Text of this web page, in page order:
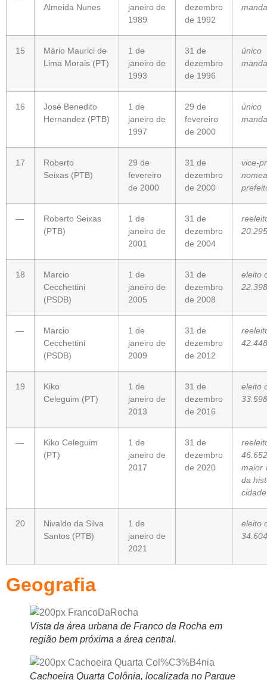
Almeida Nunes
janeiro de
1989
dezembro
de 1992
15
Mário Maurici de
Lima Morais (PT)
1 de
janeiro de
1993
31 de
dezembro
de 1996
único
16
José Benedito
Hernandez (PTB)
1 de
janeiro de
1997
29 de
fevereiro
de 2000
único
17
Roberto
Seixas (PTB)
29 de
fevereiro
de 2000
31 de
dezembro
de 2000
vice-
—
Roberto Seixas
(PTB)
1 de
janeiro de
2001
31 de
dezembro
de 2004
18
Marcio
Cecchettini
(PSDB)
1 de
janeiro de
2005
31 de
dezembro
de 2008
eleito
—
Marcio
Cecchettini
(PSDB)
1 de
janeiro de
2009
31 de
dezembro
de 2012
19
Kiko
Celeguim (PT)
1 de
janeiro de
2013
31 de
dezembro
de 2016
eleito
—
Kiko Celeguim
(PT)
1 de
janeiro de
2017
31 de
dezembro
de 2020
maior
da
cidade
20
Nivaldo da Silva
Santos (PTB)
1 de
janeiro de
2021
eleito
Geografia
Vista da área urbana de Franco da Rocha em
região bem próxima a área central.
Cachoeira Quarta Colônia, localizada no Parque